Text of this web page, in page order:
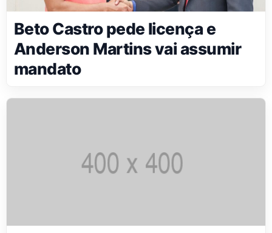
Beto Castro pede licença e
Anderson Martins vai assumir
mandato